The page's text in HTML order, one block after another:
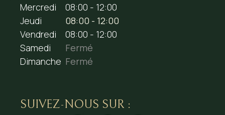
Mercredi
08:00 - 12:00
Jeudi
08:00 - 12:00
Vendredi
08:00 - 12:00
Samedi
Fermé
Dimanche Fermé
SUIVEZ-NOUS SUR :